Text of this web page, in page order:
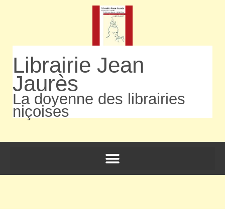
Librairie Jean
Jaurès
La doyenne des librairies
niçoises